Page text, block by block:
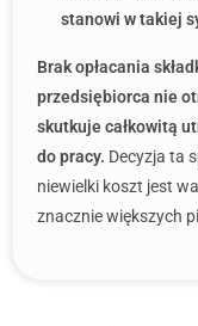
stanowi w takiej
Brak opłacania
przedsiębiorca nie
skutkuje całkowitą
do pracy. Decyzja ta
niewielki koszt jest
znacznie większych